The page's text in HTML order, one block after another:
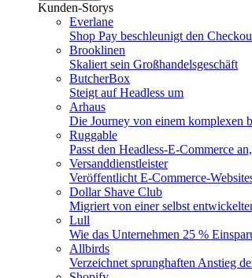
Kunden-Storys
Everlane
Shop Pay beschleunigt den
Brooklinen
Skaliert sein Großhandelsgeschäft
ButcherBox
Steigt auf Headless um
Arhaus
Die Journey von einem komplexen
Ruggable
Passt den Headless-E-Commerce
Versanddienstleister
Veröffentlicht E-Commerce-
Dollar Shave Club
Migriert von einer selbst
Lull
Wie das Unternehmen 25 %
Allbirds
Verzeichnet sprunghaften Anstieg